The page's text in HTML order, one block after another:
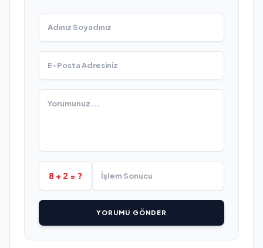
8 + 2 = ?
YORUMU GÖNDER